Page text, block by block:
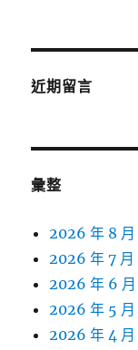
近期留言
彙整
2026 年 8 月
2026 年 7 月
2026 年 6 月
2026 年 5 月
2026 年 4 月